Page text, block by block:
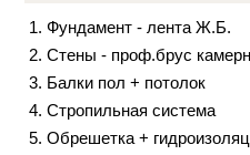
Фундамент - лента Ж.Б.
Стены - проф.брус
Балки пол + потолок
Стропильная система
Обрешетка +